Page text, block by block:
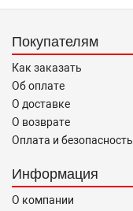
Покупателям
Как заказать
Об оплате
О доставке
О возврате
Оплата и безопасность
Информация
О компании